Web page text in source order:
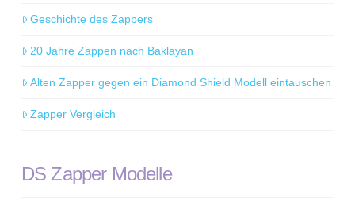
Geschichte des Zappers
20 Jahre Zappen nach Baklayan
Alten Zapper gegen ein Diamond Shield Modell eintauschen
Zapper Vergleich
DS Zapper Modelle